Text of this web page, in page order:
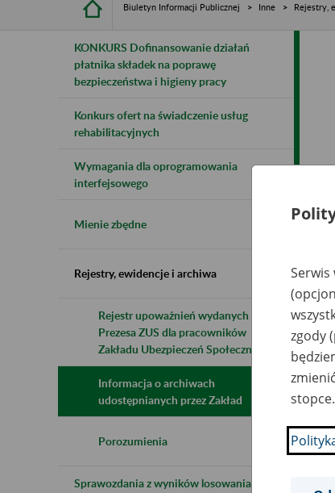
Biuletyn Informacji Publicznej Inne Rejestry,
KONKURS Dofinansowanie działań
płatnika składek na poprawę
bezpieczeństwa i higieny pracy
Konkurs ofert na świadczenie usług
rehabilitacyjnych
Wymagania dla oprogramowania
interfejsowego
Mienie zbędne
Rejestry, ewidencje i archiwa
Rejestr upoważnień wydanych przez
Prezesa ZUS dla pracowników
Zakładu Ubezpieczeń Społecznych
Informacja o archiwach
udostępnianych przez Zakład
Porozumienia
Sprawozdania z wyników losowania do
Serwis
zgody
stopce.